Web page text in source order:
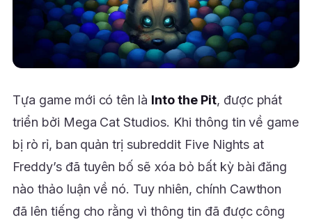
Tựa game mới có tên là Into the Pit, được phát
triển bởi Mega Cat Studios. Khi thông tin về game
bị rò rỉ, ban quản trị subreddit Five Nights at
Freddy’s đã tuyên bố sẽ xóa bỏ bất kỳ bài đăng
nào thảo luận về nó. Tuy nhiên, chính Cawthon
đã lên tiếng cho rằng vì thông tin đã được công